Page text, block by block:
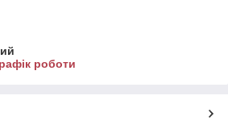
роботи